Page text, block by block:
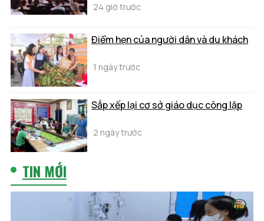
24 giờ trước
Điểm hẹn của người dân và du khách
1 ngày trước
Sắp xếp lại cơ sở giáo dục công lập
2 ngày trước
TIN MỚI